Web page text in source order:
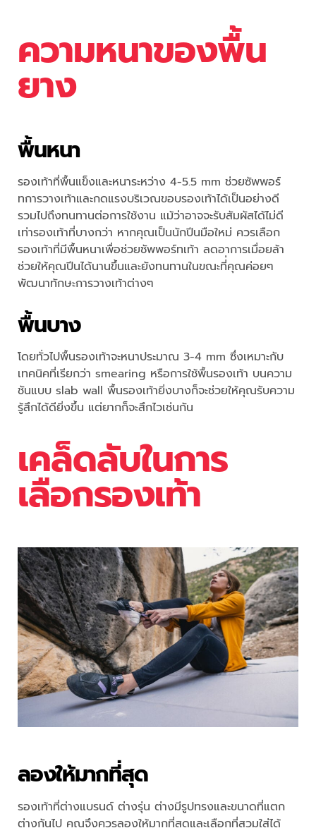
ความหนาของพื้น
ยาง
พื้นหนา
รองเท้าที่พื้นแข็งและหนาระหว่าง 4-5.5 mm ช่วยซัพพอร์
ทการวางเท้าและกดแรงบริเวณขอบรองเท้าได้เป็นอย่างดี
รวมไปถึงทนทานต่อการใช้งาน แม้ว่าอาจจะรับสัมผัสได้ไม่ดี
เท่ารองเท้าที่บางกว่า หากคุณเป็นนักปีนมือใหม่ ควรเลือก
รองเท้าที่มีพื้นหนาเพื่อช่วยซัพพอร์ทเท้า ลดอาการเมื่อยล้า
ช่วยให้คุณปีนได้นานขึ้นและยังทนทานในขณะที่่คุณค่อยๆ
พัฒนาทักษะการวางเท้าต่างๆ
พื้นบาง
โดยทั่วไปพื้นรองเท้าจะหนาประมาณ 3-4 mm ซึ่งเหมาะกับ
เทคนิคที่เรียกว่า smearing หรือการใช้พื้นรองเท้า บนความ
ชันแบบ slab wall พื้นรองเท้ายิ่งบางก็จะช่วยให้คุณรับความ
รู้สึกได้ดียิ่งขึ้น แต่ยากก็จะสึกไวเช่นกัน
เคล็ดลับในการ
เลือกรองเท้า
ลองให้มากที่สุด
รองเท้าที่ต่างแบรนด์ ต่างรุ่น ต่างมีรูปทรงและขนาดที่แตก
ต่างกันไป คุณจึงควรลองให้มากที่สุดและเลือกที่สวมใส่ได้